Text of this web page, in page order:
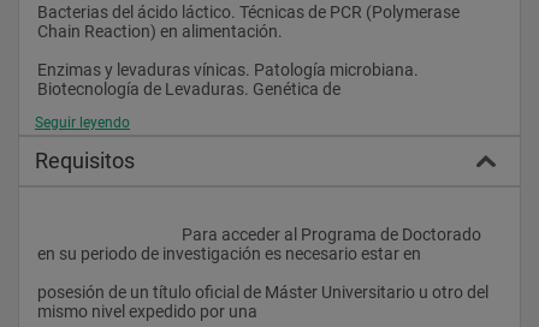
Bacterias del ácido láctico. Técnicas de PCR (Polymerase
Chain Reaction) en alimentación.
Enzimas y levaduras vínicas. Patología microbiana.
Biotecnología de Levaduras. Genética de
recursos naturales
• PRODUCCIÓN: Cultivos in vitro. Fitorremediación.
Pastos. Entomología. Programas de mejora genética en
cultivos intensivos. Gestión de pesquerías
marinas. Gestión y conservación de recursos genéticos
animales. Genética de poblaciones.
Seguir leyendo
Requisitos
en su periodo de investigación es necesario estar en
posesión de un título oficial de Máster Universitario u otro del
mismo nivel expedido por una